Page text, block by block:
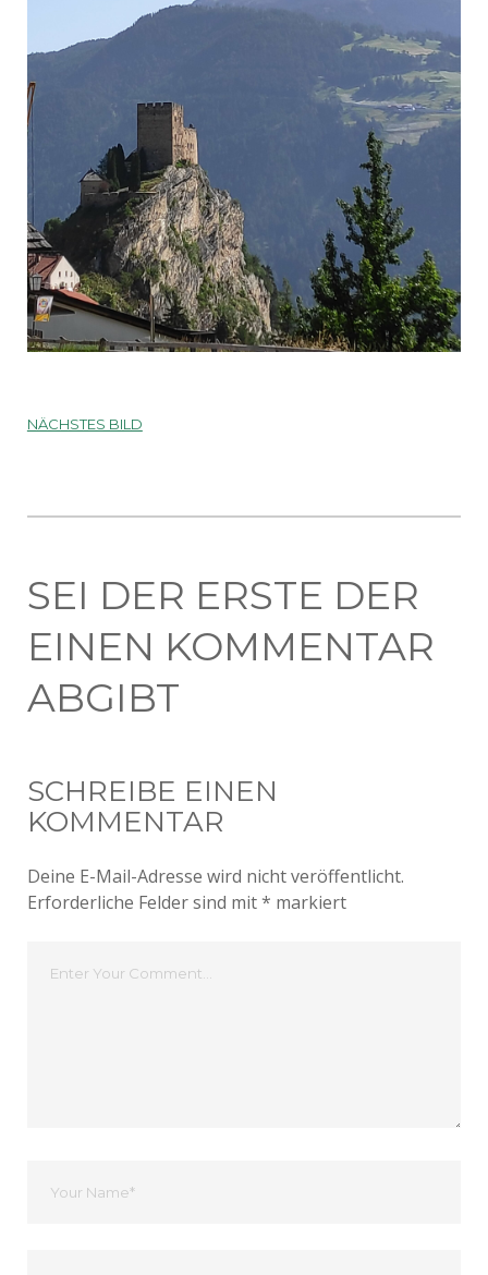
NÄCHSTES BILD
SEI DER ERSTE DER
EINEN KOMMENTAR
ABGIBT
SCHREIBE EINEN
KOMMENTAR
Deine E-Mail-Adresse wird nicht veröffentlicht.
Erforderliche Felder sind mit* markiert
Kommentar
Name